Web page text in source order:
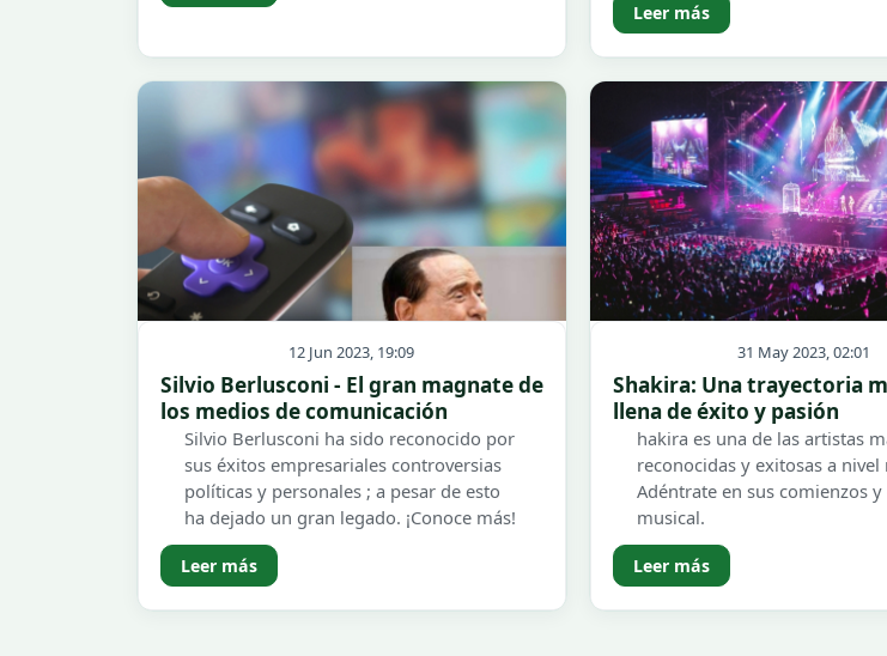
Leer más
12 Jun 2023, 19:09
Silvio Berlusconi - El gran magnate de
los medios de comunicación
Silvio Berlusconi ha sido reconocido por
sus éxitos empresariales controversias
políticas y personales ; a pesar de esto
ha dejado un gran legado. ¡Conoce más!
Leer más
31 May 2023, 02:01
Shakira: Una trayectoria
llena de éxito y pasión
hakira es una de las artistas
reconocidas y exitosas a
Adéntrate en sus comienzos
musical.
Leer más